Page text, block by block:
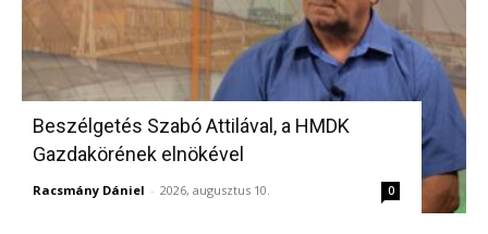
Beszélgetés Szabó Attilával, a HMDK
Gazdakörének elnökével
Racsmány Dániel - 2026, augusztus 10. 0